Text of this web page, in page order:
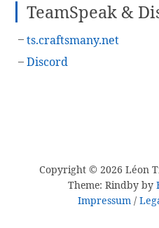
TeamSpeak &
ts.craftsmany.net
Discord
Copyright © 2026 Léon
Theme: Rindby by
Impressum /